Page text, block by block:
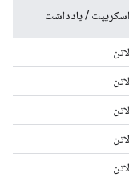
اسکریپت / یادداشت
لاتن
لاتن
لاتن
لاتن
لاتن